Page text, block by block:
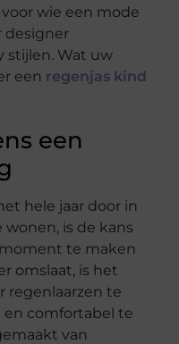
wie een mode
designer
stijlen. Wat uw
een regenjas kind
een
hele jaar door in
is de kans
te maken
omslaat, is het
regenlaarzen te
comfortabel te
van